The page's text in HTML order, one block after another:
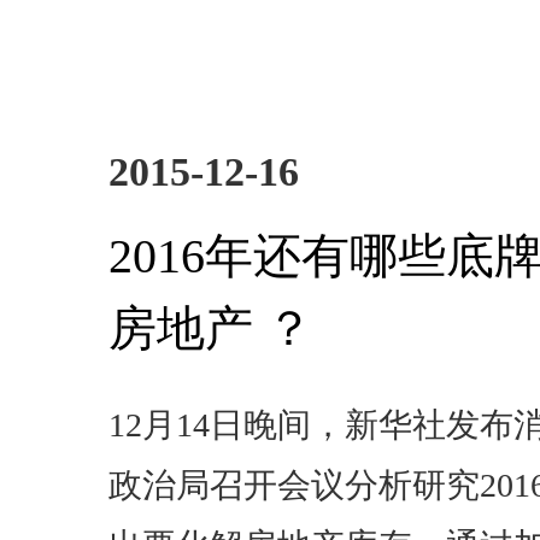
2015-12-16
2016年还有哪些底
房地产 ？
12月14日晚间，新华社发布
政治局召开会议分析研究